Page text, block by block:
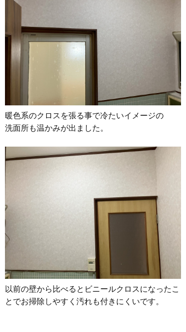
暖色系のクロスを張る事で冷たいイメージの
洗面所も温かみが出ました。
以前の壁から比べるとビニールクロスになったこ
とでお掃除しやすく汚れも付きにくいです。